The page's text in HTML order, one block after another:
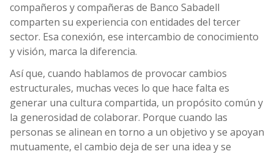
compañeros y compañeras de Banco Sabadell
comparten su experiencia con entidades del tercer
sector. Esa conexión, ese intercambio de conocimiento
y visión, marca la diferencia.
Así que, cuando hablamos de provocar cambios
estructurales, muchas veces lo que hace falta es
generar una cultura compartida, un propósito común y
la generosidad de colaborar. Porque cuando las
personas se alinean en torno a un objetivo y se apoyan
mutuamente, el cambio deja de ser una idea y se